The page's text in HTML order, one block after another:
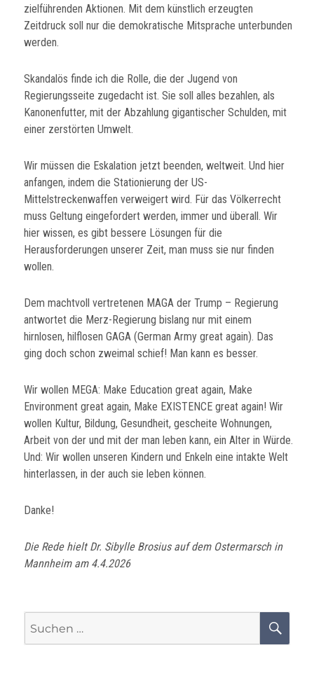
zielführenden Aktionen. Mit dem künstlich erzeugten
Zeitdruck soll nur die demokratische Mitsprache unterbunden
werden.
Skandalös finde ich die Rolle, die der Jugend von
Regierungsseite zugedacht ist. Sie soll alles bezahlen, als
Kanonenfutter, mit der Abzahlung gigantischer Schulden, mit
einer zerstörten Umwelt.
Wir müssen die Eskalation jetzt beenden, weltweit. Und hier
anfangen, indem die Stationierung der US-
Mittelstreckenwaffen verweigert wird. Für das Völkerrecht
muss Geltung eingefordert werden, immer und überall. Wir
hier wissen, es gibt bessere Lösungen für die
Herausforderungen unserer Zeit, man muss sie nur finden
wollen.
Dem machtvoll vertretenen MAGA der Trump – Regierung
antwortet die Merz-Regierung bislang nur mit einem
hirnlosen, hilflosen GAGA (German Army great again). Das
ging doch schon zweimal schief! Man kann es besser.
Wir wollen MEGA: Make Education great again, Make
Environment great again, Make EXISTENCE great again! Wir
wollen Kultur, Bildung, Gesundheit, gescheite Wohnungen,
Arbeit von der und mit der man leben kann, ein Alter in Würde.
Und: Wir wollen unseren Kindern und Enkeln eine intakte Welt
hinterlassen, in der auch sie leben können.
Danke!
Die Rede hielt Dr. Sibylle Brosius auf dem Ostermarsch in
Mannheim am 4.4.2026
nach: